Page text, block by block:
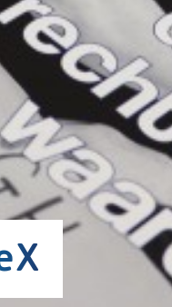
informateur: ‘Wij